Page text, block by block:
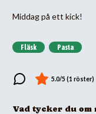
Middag på ett kick!
Fläsk Pasta
Vad tycker du om